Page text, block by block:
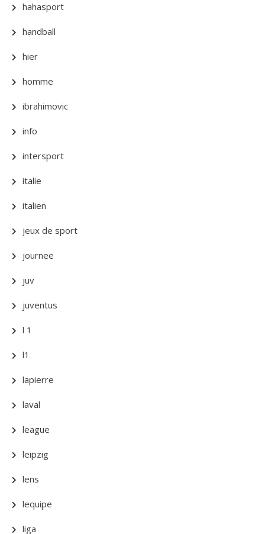
hahasport
handball
hier
homme
ibrahimovic
info
intersport
italie
italien
jeux de sport
journee
juv
juventus
l 1
l1
lapierre
laval
league
leipzig
lens
lequipe
liga